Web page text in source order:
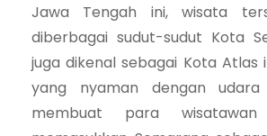
Jawa Tengah ini, wisata
diberbagai sudut-sudut Kota
juga dikenal sebagai Kota Atlas
yang nyaman dengan
membuat para